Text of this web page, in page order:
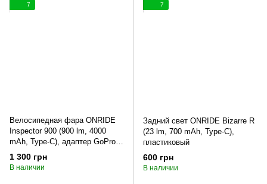
7
Велосипедная фара ONRIDE
Inspector 900 (900 lm, 4000
mAh, Type-C), адаптер GoPro,
ремешок, алюминий
1 300 грн
В наличии
7
Задний свет ONRIDE Bizarre R
(23 lm, 700 mAh, Type-C),
пластиковый
600 грн
В наличии